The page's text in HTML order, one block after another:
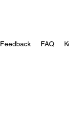
Feedback FAQ